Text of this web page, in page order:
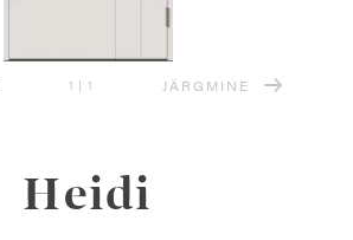
1 | 1 JÄRGMINE
Heidi